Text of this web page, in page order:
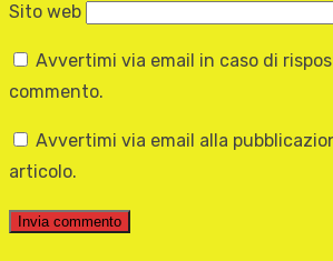
Sito web
Avvertimi via email in caso di
commento.
Avvertimi via email alla
articolo.